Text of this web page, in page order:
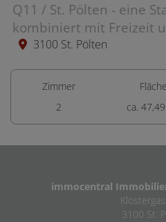
Q11 / St. Pölten - eine
kombiniert mit Freizeit
3100 St. Pölten
Zimmer
2
Fläche
ca.
immocentral
3100 St.